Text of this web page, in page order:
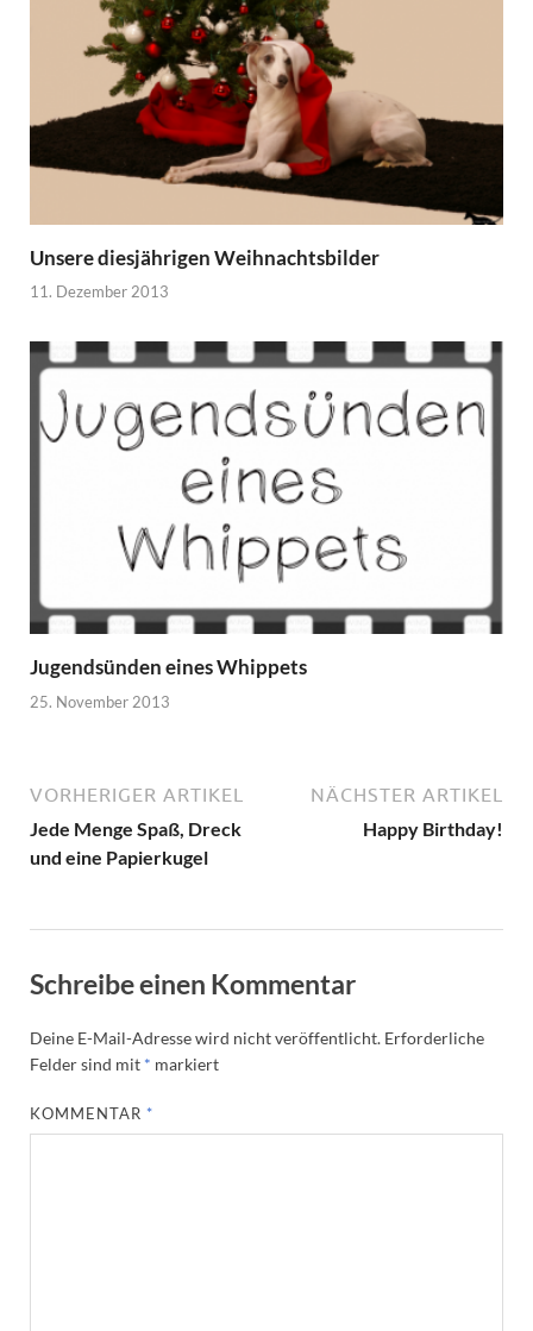
Unsere diesjährigen Weihnachtsbilder
11. Dezember 2013
Jugendsünden eines Whippets
25. November 2013
VORHERIGER ARTIKEL
Jede Menge Spaß, Dreck
und eine Papierkugel
NÄCHSTER ARTIKEL
Happy Birthday!
Schreibe einen Kommentar
Deine E-Mail-Adresse wird nicht veröffentlicht. Erforderliche
Felder sind mit * markiert
KOMMENTAR *